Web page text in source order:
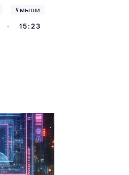
#мыши
15:23